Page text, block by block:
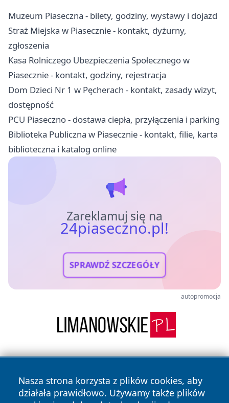
Muzeum Piaseczna - bilety, godziny, wystawy i dojazd
Straż Miejska w Piasecznie - kontakt, dyżurny,
zgłoszenia
Kasa Rolniczego Ubezpieczenia Społecznego w
Piasecznie - kontakt, godziny, rejestracja
Dom Dzieci Nr 1 w Pęcherach - kontakt, zasady wizyt,
dostępność
PCU Piaseczno - dostawa ciepła, przyłączenia i parking
Biblioteka Publiczna w Piasecznie - kontakt, filie, karta
biblioteczna i katalog online
Zareklamuj się na
24piaseczno.pl!
SPRAWDŹ SZCZEGÓŁY
autopromocja
Nasza strona korzysta z plików cookies, aby
działała prawidłowo. Używamy także plików